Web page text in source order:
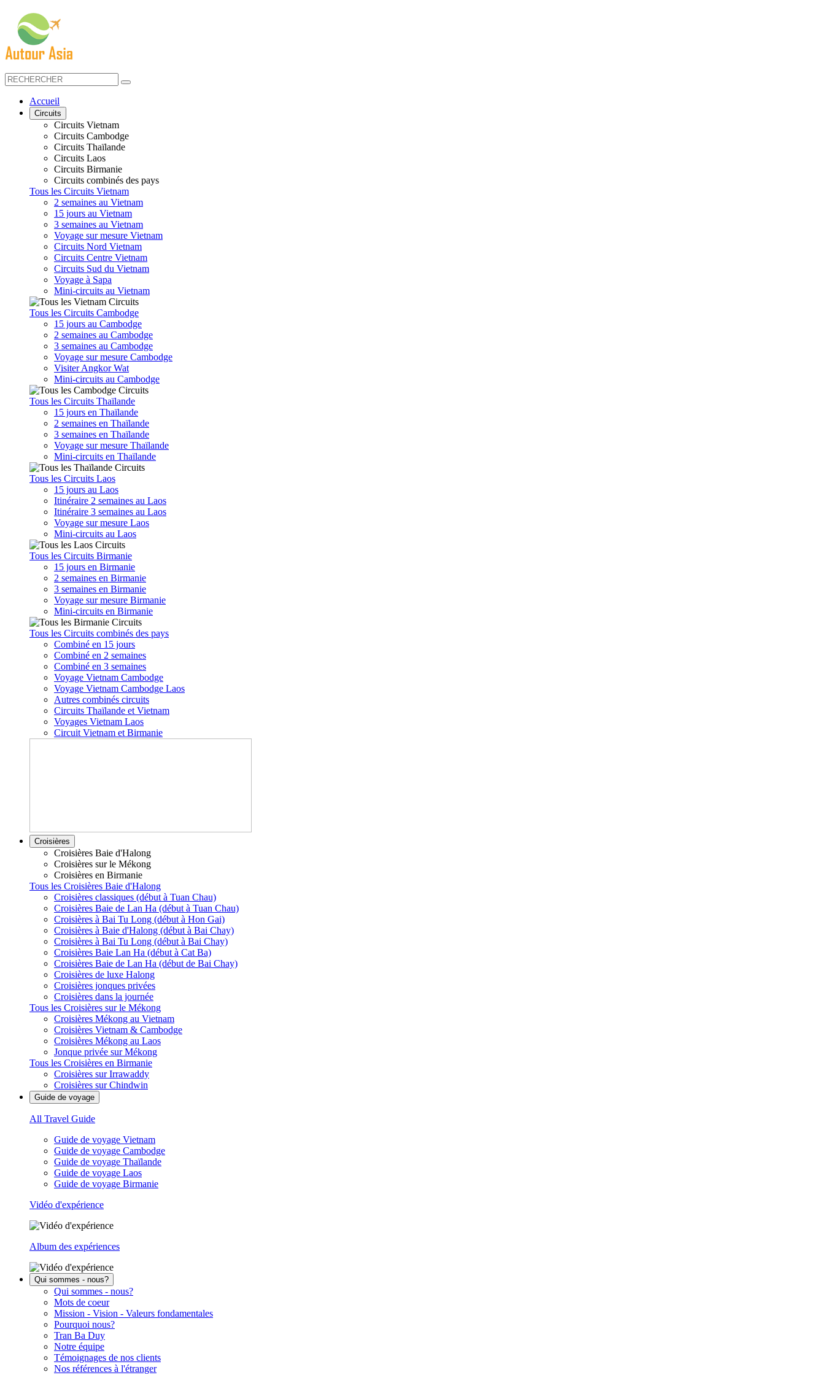
Accueil
Circuits
Circuits Vietnam
Circuits Cambodge
Circuits Thaïlande
Circuits Laos
Circuits Birmanie
Circuits combinés des pays
Tous les Circuits Vietnam
2 semaines au Vietnam
15 jours au Vietnam
3 semaines au Vietnam
Voyage sur mesure Vietnam
Circuits Nord Vietnam
Circuits Centre Vietnam
Circuits Sud du Vietnam
Voyage à Sapa
Mini-circuits au Vietnam
Tous les Circuits Cambodge
15 jours au Cambodge
2 semaines au Cambodge
3 semaines au Cambodge
Voyage sur mesure Cambodge
Visiter Angkor Wat
Mini-circuits au Cambodge
Tous les Circuits Thaïlande
15 jours en Thaïlande
2 semaines en Thaïlande
3 semaines en Thaïlande
Voyage sur mesure Thaïlande
Mini-circuits en Thaïlande
Tous les Circuits Laos
15 jours au Laos
Itinéraire 2 semaines au Laos
Itinéraire 3 semaines au Laos
Voyage sur mesure Laos
Mini-circuits au Laos
Tous les Circuits Birmanie
15 jours en Birmanie
2 semaines en Birmanie
3 semaines en Birmanie
Voyage sur mesure Birmanie
Mini-circuits en Birmanie
Tous les Circuits combinés des pays
Combiné en 15 jours
Combiné en 2 semaines
Combiné en 3 semaines
Voyage Vietnam Cambodge
Voyage Vietnam Cambodge Laos
Autres combinés circuits
Circuits Thaïlande et Vietnam
Voyages Vietnam Laos
Circuit Vietnam et Birmanie
Croisières
Croisières Baie d'Halong
Croisières sur le Mékong
Croisières en Birmanie
Tous les Croisières Baie d'Halong
Croisières classiques (début à Tuan Chau)
Croisières Baie de Lan Ha (début à Tuan Chau)
Croisières à Bai Tu Long (début à Hon Gai)
Croisières à Baie d'Halong (début à Bai Chay)
Croisières à Bai Tu Long (début à Bai Chay)
Croisières Baie Lan Ha (début à Cat Ba)
Croisières Baie de Lan Ha (début de Bai Chay)
Croisières de luxe Halong
Croisières jonques privées
Croisières dans la journée
Tous les Croisières sur le Mékong
Croisières Mékong au Vietnam
Croisières Vietnam & Cambodge
Croisières Mékong au Laos
Jonque privée sur Mékong
Tous les Croisières en Birmanie
Croisières sur Irrawaddy
Croisières sur Chindwin
Guide de voyage
All Travel Guide
Guide de voyage Vietnam
Guide de voyage Cambodge
Guide de voyage Thaïlande
Guide de voyage Laos
Guide de voyage Birmanie
Vidéo d'expérience
Album des expériences
Qui sommes - nous?
Qui sommes - nous?
Mots de coeur
Mission - Vision - Valeurs fondamentales
Pourquoi nous?
Tran Ba Duy
Notre équipe
Témoignages de nos clients
Nos références à l'étranger